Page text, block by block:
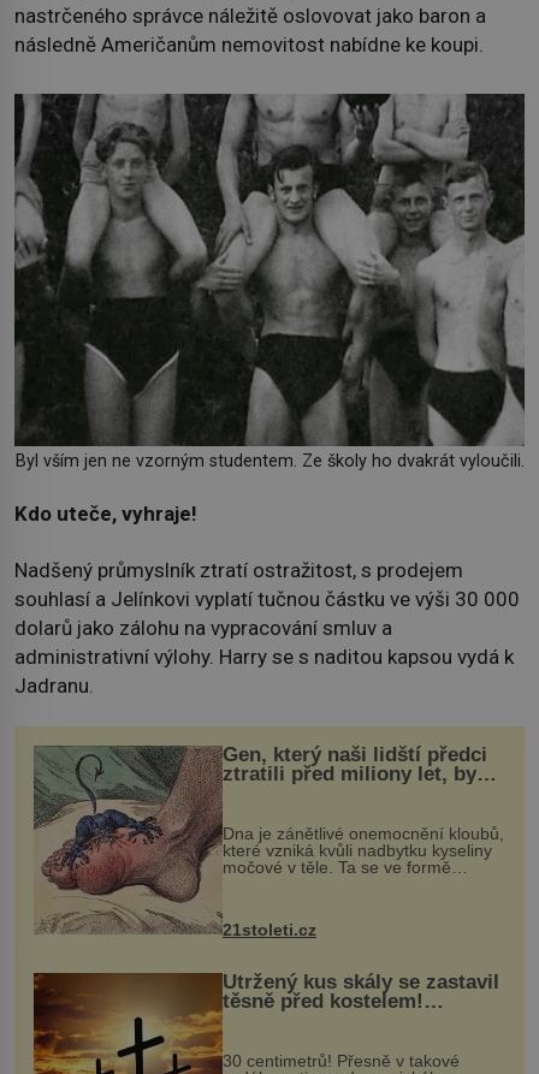
nastrčeného správce náležitě oslovovat jako baron a
následně Američanům nemovitost nabídne ke koupi.
Byl vším jen ne vzorným studentem. Ze školy ho dvakrát vyloučili.
Kdo uteče, vyhraje!
Nadšený průmyslník ztratí ostražitost, s prodejem
souhlasí a Jelínkovi vyplatí tučnou částku ve výši 30 000
dolarů jako zálohu na vypracování smluv a
administrativní výlohy. Harry se s naditou kapsou vydá k
Jadranu.
Gen, který naši lidští předci
ztratili před miliony let, by
mohl pomoci s léčbou
„nemoci králů“
Dna je zánětlivé onemocnění kloubů,
které vzniká kvůli nadbytku kyseliny
močové v těle. Ta se ve formě
nohou, a způsobuje bole...
21stoleti.cz
Utržený kus skály se zastavil
těsně před kostelem!
Ochránila ho boží síla?
30 centimetrů! Přesně v takové